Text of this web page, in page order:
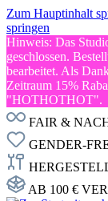
Zum Hauptinhalt
springen
Hinweis: Das
geschlossen.
bearbeitet. Als
Zeitraum 15%
"HOTHOTHOT".
FAIR &
GENDER-
AB 100 €